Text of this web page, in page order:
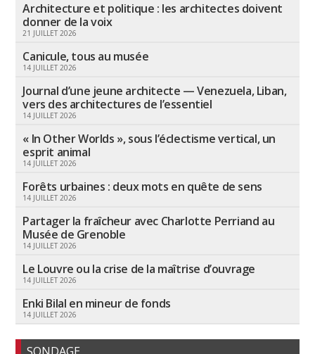
Architecture et politique : les architectes doivent
donner de la voix
21 JUILLET 2026
Canicule, tous au musée
14 JUILLET 2026
Journal d’une jeune architecte — Venezuela, Liban,
vers des architectures de l’essentiel
14 JUILLET 2026
« In Other Worlds », sous l’éclectisme vertical, un
esprit animal
14 JUILLET 2026
Forêts urbaines : deux mots en quête de sens
14 JUILLET 2026
Partager la fraîcheur avec Charlotte Perriand au
Musée de Grenoble
14 JUILLET 2026
Le Louvre ou la crise de la maîtrise d’ouvrage
14 JUILLET 2026
Enki Bilal en mineur de fonds
14 JUILLET 2026